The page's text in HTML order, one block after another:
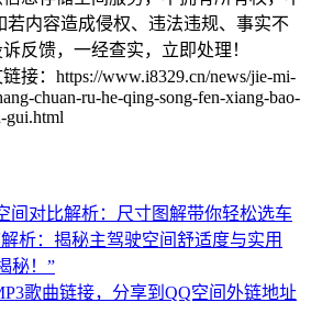
若内容造成侵权、违法违规、事实不
反馈，一经查实，立即处理！
接：https://www.i8329.cn/news/jie-mi-
chuan-ru-he-qing-song-fen-xiang-bao-
gui.html
间对比解析：尺寸图解带你轻松选车
析：揭秘主驾驶空间舒适度与实用
秘！”
歌曲链接，分享到QQ空间外链地址